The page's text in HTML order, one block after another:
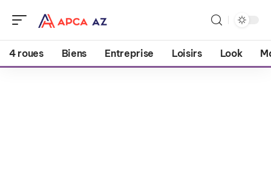
4 roues Biens Entreprise Loisirs Look